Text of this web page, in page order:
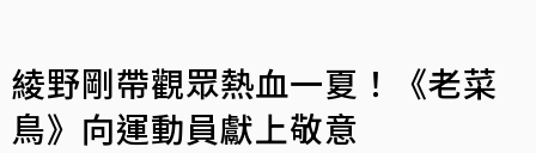
綾野剛帶觀眾熱血一夏！《老菜
鳥》向運動員獻上敬意